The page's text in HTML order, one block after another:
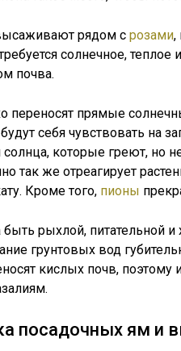
рядом с розами,
солнечное, теплое
почва.
переносят прямые
себя чувствовать на
солнца, которые греют, но
так же отреагирует
Кроме того, пионы
рыхлой, питательной и
грунтовых вод
кислых почв,
посадочных ям и